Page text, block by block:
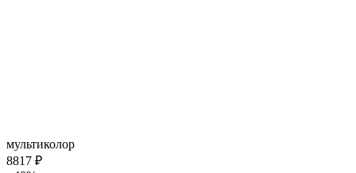
мультиколор
8817 ₽